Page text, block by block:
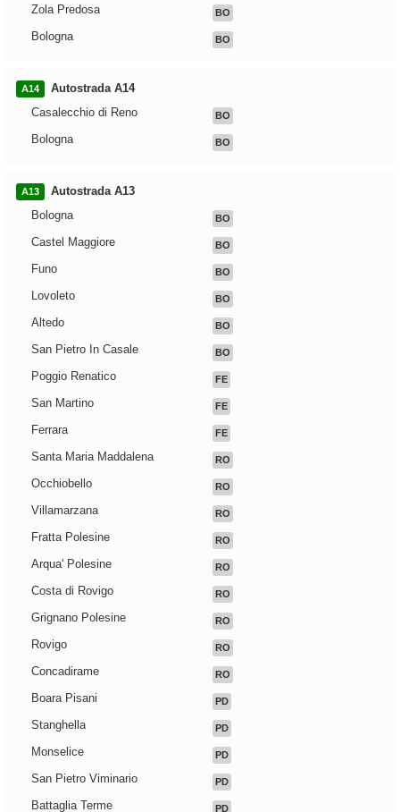
Zola Predosa BO
Bologna BO
A14
Autostrada A14
Casalecchio di Reno
BO
Bologna BO
A13
Autostrada A13
Bologna
BO
Castel Maggiore BO
Funo BO
Lovoleto BO
Altedo BO
San Pietro In Casale BO
Poggio Renatico FE
San Martino FE
Ferrara FE
Santa Maria Maddalena RO
Occhiobello RO
Villamarzana RO
Fratta Polesine RO
Arqua' Polesine RO
Costa di Rovigo RO
Grignano Polesine RO
Rovigo RO
Concadirame RO
Boara Pisani PD
Stanghella PD
Monselice PD
San Pietro Viminario PD
Battaglia Terme PD